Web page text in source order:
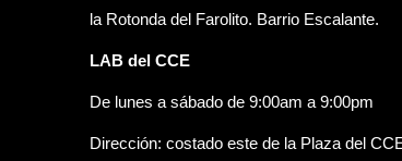
la Rotonda del Farolito. Barrio Escalante.
LAB del CCE
De lunes a sábado de 9:00am a 9:00pm
Dirección: costado este de la Plaza del